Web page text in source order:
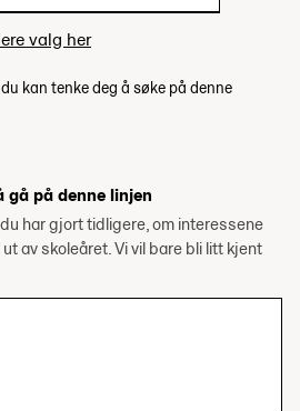
valg her
kan tenke deg å søke på denne
på denne linjen
har gjort tidligere, om interessene
av skoleåret. Vi vil bare bli litt kjent